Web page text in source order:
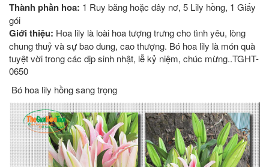
Thành phần hoa: 1 Ruy băng hoặc dây nơ, 5 Lily hồng, 1 Giấy
gói
Giới thiệu: Hoa lily là loài hoa tượng trưng cho tình yêu, lòng
chung thuỷ và sự bao dung, cao thượng. Bó hoa lily là món quà
tuyệt vời trong các dịp sinh nhật, lễ kỷ niệm, chúc mừng..TGHT-
0650
Bó hoa lily hồng sang trọng